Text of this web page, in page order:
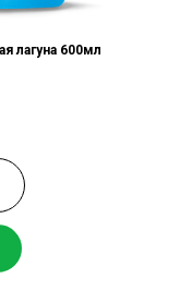
лагуна 600мл